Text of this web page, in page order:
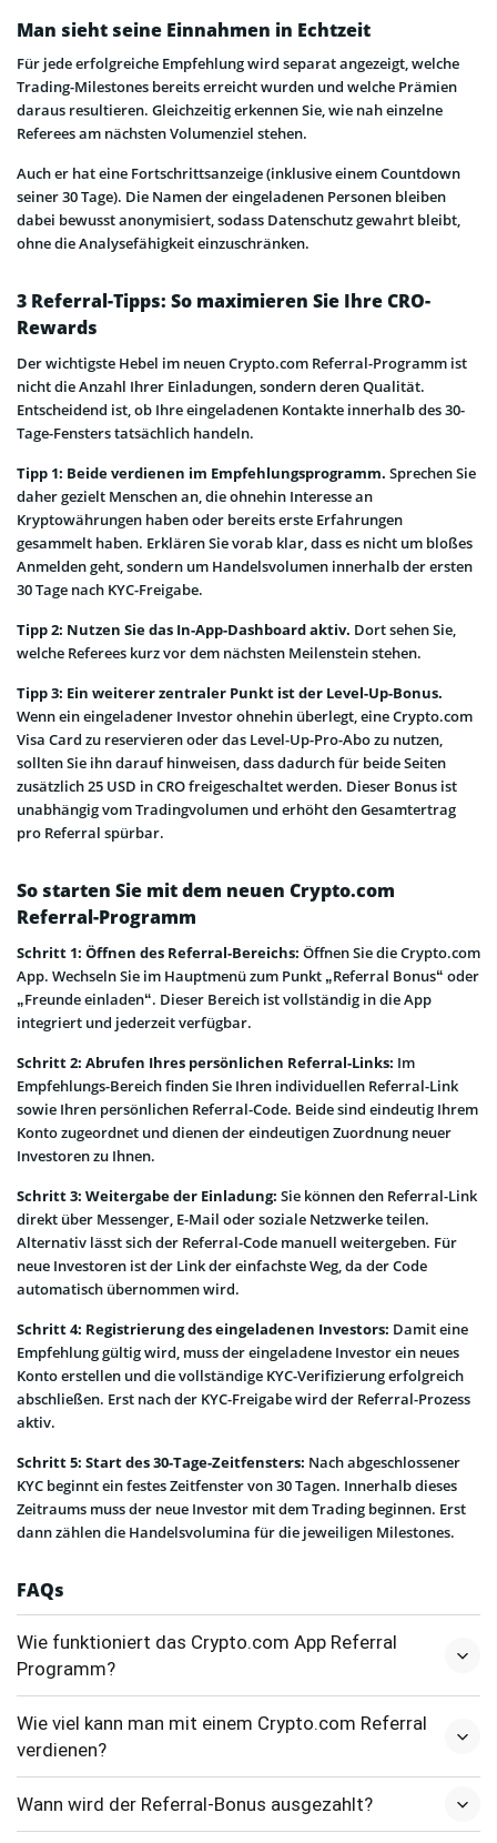
Man sieht seine Einnahmen in Echtzeit
Für jede erfolgreiche Empfehlung wird separat angezeigt, welche
Trading-Milestones bereits erreicht wurden und welche Prämien
daraus resultieren. Gleichzeitig erkennen Sie, wie nah einzelne
Referees am nächsten Volumenziel stehen.
Auch er hat eine Fortschrittsanzeige (inklusive einem Countdown
seiner 30 Tage). Die Namen der eingeladenen Personen bleiben
dabei bewusst anonymisiert, sodass Datenschutz gewahrt bleibt,
ohne die Analysefähigkeit einzuschränken.
3 Referral-Tipps: So maximieren Sie Ihre CRO-
Rewards
Der wichtigste Hebel im neuen Crypto.com Referral-Programm ist
nicht die Anzahl Ihrer Einladungen, sondern deren Qualität.
Entscheidend ist, ob Ihre eingeladenen Kontakte innerhalb des 30-
Tage-Fensters tatsächlich handeln.
Tipp 1: Beide verdienen im Empfehlungsprogramm. Sprechen Sie
daher gezielt Menschen an, die ohnehin Interesse an
Kryptowährungen haben oder bereits erste Erfahrungen
gesammelt haben. Erklären Sie vorab klar, dass es nicht um bloßes
Anmelden geht, sondern um Handelsvolumen innerhalb der ersten
30 Tage nach KYC-Freigabe.
Tipp 2: Nutzen Sie das In-App-Dashboard aktiv. Dort sehen Sie,
welche Referees kurz vor dem nächsten Meilenstein stehen.
Tipp 3: Ein weiterer zentraler Punkt ist der Level-Up-Bonus.
Wenn ein eingeladener Investor ohnehin überlegt, eine Crypto.com
Visa Card zu reservieren oder das Level-Up-Pro-Abo zu nutzen,
sollten Sie ihn darauf hinweisen, dass dadurch für beide Seiten
zusätzlich 25 USD in CRO freigeschaltet werden. Dieser Bonus ist
unabhängig vom Tradingvolumen und erhöht den Gesamtertrag
pro Referral spürbar.
So starten Sie mit dem neuen Crypto.com
Referral-Programm
Schritt 1: Öffnen des Referral-Bereichs: Öffnen Sie die Crypto.com
App. Wechseln Sie im Hauptmenü zum Punkt „Referral Bonus“ oder
„Freunde einladen“. Dieser Bereich ist vollständig in die App
integriert und jederzeit verfügbar.
Schritt 2: Abrufen Ihres persönlichen Referral-Links: Im
Empfehlungs-Bereich finden Sie Ihren individuellen Referral-Link
sowie Ihren persönlichen Referral-Code. Beide sind eindeutig Ihrem
Konto zugeordnet und dienen der eindeutigen Zuordnung neuer
Investoren zu Ihnen.
Schritt 3: Weitergabe der Einladung: Sie können den Referral-Link
direkt über Messenger, E-Mail oder soziale Netzwerke teilen.
Alternativ lässt sich der Referral-Code manuell weitergeben. Für
neue Investoren ist der Link der einfachste Weg, da der Code
automatisch übernommen wird.
Schritt 4: Registrierung des eingeladenen Investors: Damit eine
Empfehlung gültig wird, muss der eingeladene Investor ein neues
Konto erstellen und die vollständige KYC-Verifizierung erfolgreich
abschließen. Erst nach der KYC-Freigabe wird der Referral-Prozess
aktiv.
Schritt 5: Start des 30-Tage-Zeitfensters: Nach abgeschlossener
KYC beginnt ein festes Zeitfenster von 30 Tagen. Innerhalb dieses
Zeitraums muss der neue Investor mit dem Trading beginnen. Erst
dann zählen die Handelsvolumina für die jeweiligen Milestones.
FAQs
Wie funktioniert das Crypto.com App Referral
Programm?
Wie viel kann man mit einem Crypto.com Referral
verdienen?
Wann wird der Referral-Bonus ausgezahlt?